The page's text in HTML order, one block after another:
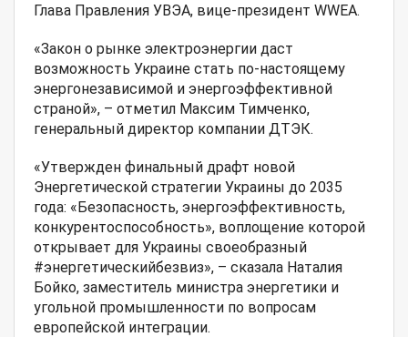
Глава Правления УВЭА, вице-президент WWEA.
«Закон о рынке электроэнергии даст
возможность Украине стать по-настоящему
энергонезависимой и энергоэффективной
страной», – отметил Максим Тимченко,
генеральный директор компании ДТЭК.
«Утвержден финальный драфт новой
Энергетической стратегии Украины до 2035
года: «Безопасность, энергоэффективность,
конкурентоспособность», воплощение которой
открывает для Украины своеобразный
#энергетическийбезвиз», – сказала Наталия
Бойко, заместитель министра энергетики и
угольной промышленности по вопросам
европейской интеграции.